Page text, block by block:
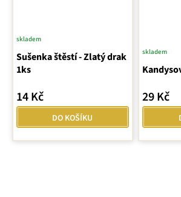
Sušenka štěstí - Zlatý drak
1ks
skladem
14 Kč
DO KOŠÍKU
skladem
29 Kč